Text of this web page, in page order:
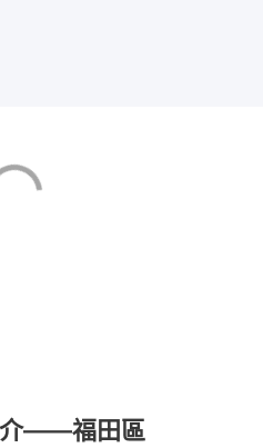
介——福田區